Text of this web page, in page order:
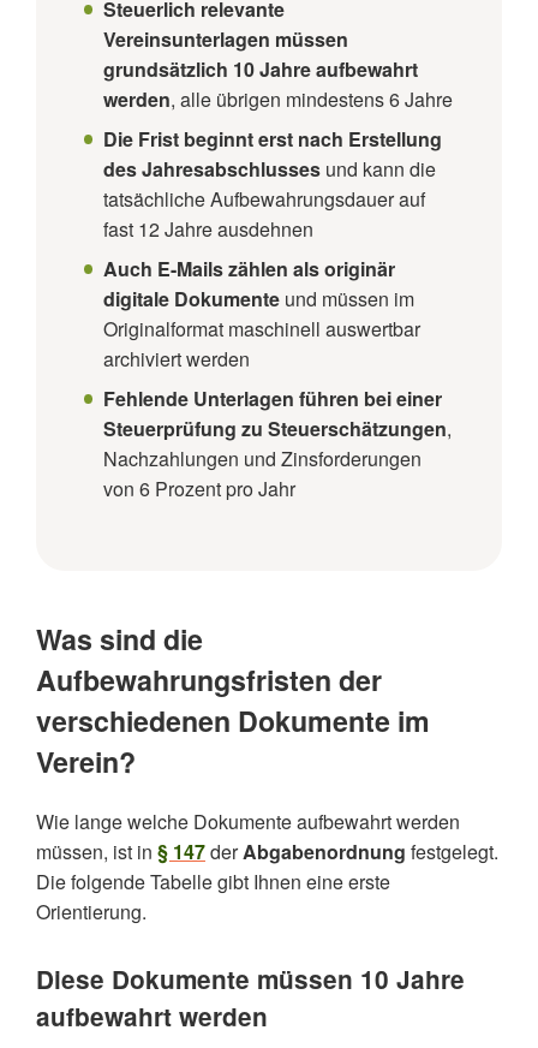
Steuerlich relevante
Vereinsunterlagen müssen
grundsätzlich 10 Jahre aufbewahrt
werden, alle übrigen mindestens 6 Jahre
Die Frist beginnt erst nach Erstellung
des Jahresabschlusses und kann die
tatsächliche Aufbewahrungsdauer auf
fast 12 Jahre ausdehnen
Auch E-Mails zählen als originär
digitale Dokumente und müssen im
Originalformat maschinell auswertbar
archiviert werden
Fehlende Unterlagen führen bei einer
Steuerprüfung zu Steuerschätzungen,
Nachzahlungen und Zinsforderungen
von 6 Prozent pro Jahr
Was sind die
Aufbewahrungsfristen der
verschiedenen Dokumente im
Verein?
Wie lange welche Dokumente aufbewahrt werden
müssen, ist in § 147derAbgabenordnung festgelegt.
Die folgende Tabelle gibt Ihnen eine erste
Orientierung.
Diese Dokumente müssen 10 Jahre
aufbewahrt werden